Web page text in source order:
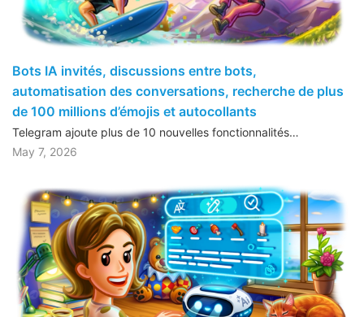
Bots IA invités, discussions entre bots,
automatisation des conversations, recherche de plus
de 100 millions d’émojis et autocollants
Telegram ajoute plus de 10 nouvelles fonctionnalités…
May 7, 2026